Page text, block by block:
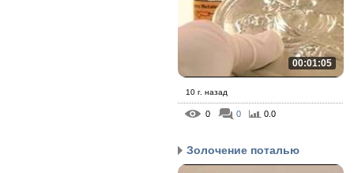
00:01:05
10 г. назад
0 0 0.0
Золочение поталью